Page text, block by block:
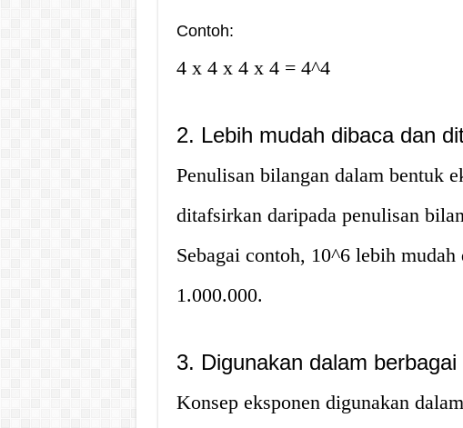
Contoh:
4 x 4 x 4 x 4 = 4^4
2. Lebih mudah dibaca dan
Penulisan bilangan dalam bentuk
ditafsirkan daripada penulisan
Sebagai contoh, 10^6 lebih
1.000.000.
3. Digunakan dalam berbagai
Konsep eksponen digunakan